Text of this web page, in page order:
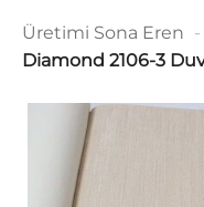
Üretimi Sona Eren -
Diamond 2106-3